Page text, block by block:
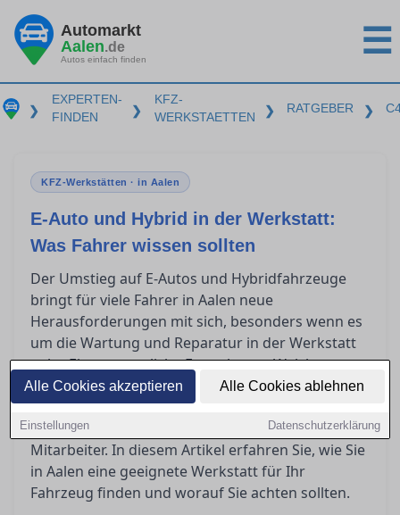
Alle Cookies akzeptieren Alle Cookies ablehnen
Einstellungen Datenschutzerklärung
Automarkt
Aalen.de
Autos einfach finden ☰
❯
EXPERTEN-
FINDEN
❯
KFZ-
WERKSTAETTEN
❯ RATGEBER ❯
KFZ-Werkstätten · in Aalen
E-Auto und Hybrid in der Werkstatt:
Was Fahrer wissen sollten
Der Umstieg auf E-Autos und Hybridfahrzeuge
bringt für viele Fahrer in Aalen neue
Herausforderungen mit sich, besonders wenn es
um die Wartung und Reparatur in der Werkstatt
geht. Eine wesentliche Frage lautet: Welche
Qualifikationen benötigt eine Werkstatt, um
Elektrofahrzeuge fachgerecht zu betreuen? Die
Antwort liegt in der Hochvoltzertifizierung der
Mitarbeiter. In diesem Artikel erfahren Sie, wie Sie
in Aalen eine geeignete Werkstatt für Ihr
Fahrzeug finden und worauf Sie achten sollten.